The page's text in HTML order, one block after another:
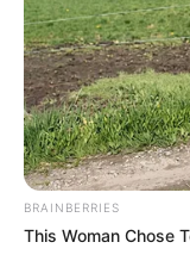
BRAINBERRIES
This Woman Chose